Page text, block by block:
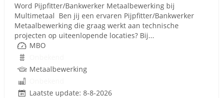
Word Pijpfitter/Bankwerker Metaalbewerking bij
Multimetaal Ben jij een ervaren Pijpfitter/Bankwerker
Metaalbewerking die graag werkt aan technische
projecten op uiteenlopende locaties? Bij...
MBO
Metaalbewerking
Laatste update: 8-8-2026